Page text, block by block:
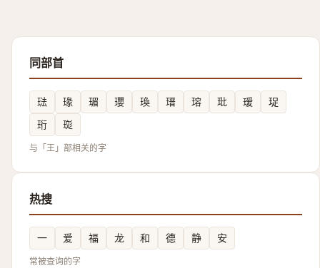
同部首
琺 瑑 瑂 瓔 瑍 瑨 瑢 玭 瑷
珿
珩
珳
与「王」部相关的字
热搜
一 爱 福 龙 和 德 静 安
常被查询的字